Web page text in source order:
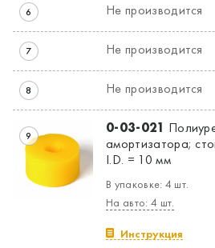
6 Не производится
7 Не производится
8 Не производится
9 0-03-021
амортизатора;
I.D. = 10 мм
В упаковке: 4 шт.
На авто: 4 шт.
Инструкция